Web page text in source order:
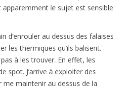
le sujet est sensible
d’enrouler au dessus des falaises
les thermiques qu’ils balisent.
à les trouver. En effet, les
spot. J’arrive à exploiter des
maintenir au dessus de la